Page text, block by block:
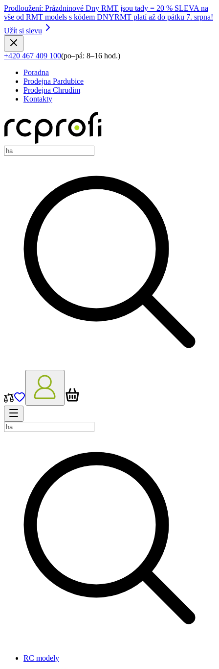
Prodloužení: Prázdninové Dny RMT jsou tady = 20 % SLEVA na
vše od RMT models s kódem DNYRMT platí až do pátku 7. srpna!
Užít si slevu
+420 467 409 100(po–pá: 8–16 hod.)
Poradna
Prodejna Pardubice
Prodejna Chrudim
Kontakty
RC modely